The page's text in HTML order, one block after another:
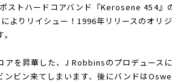
ストハードコアバンド『Kerosene 454』
よりリイシュー！1996年リリースのオリ
アを昇華した、J Robbinsのプロデュース
ンビン来てしまいます、後にバンドは